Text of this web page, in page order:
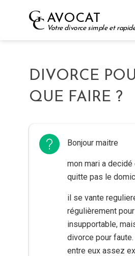
AVOCAT
Votre divorce simple et
DIVORCE
QUE FAIRE ?
Bonjour maitre
mon mari a
quitte pas le
il se vante
régulièrement
insupportable,
divorce pour
entre eux assez